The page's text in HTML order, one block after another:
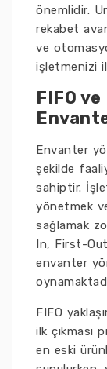
önemlidir.
rekabet
ve
işletmenizi
FIFO ve
Envanter
şekilde
sahiptir.
yönetmek
sağlamak
In, First-
envanter
FIFO
ilk çıkması
en eski